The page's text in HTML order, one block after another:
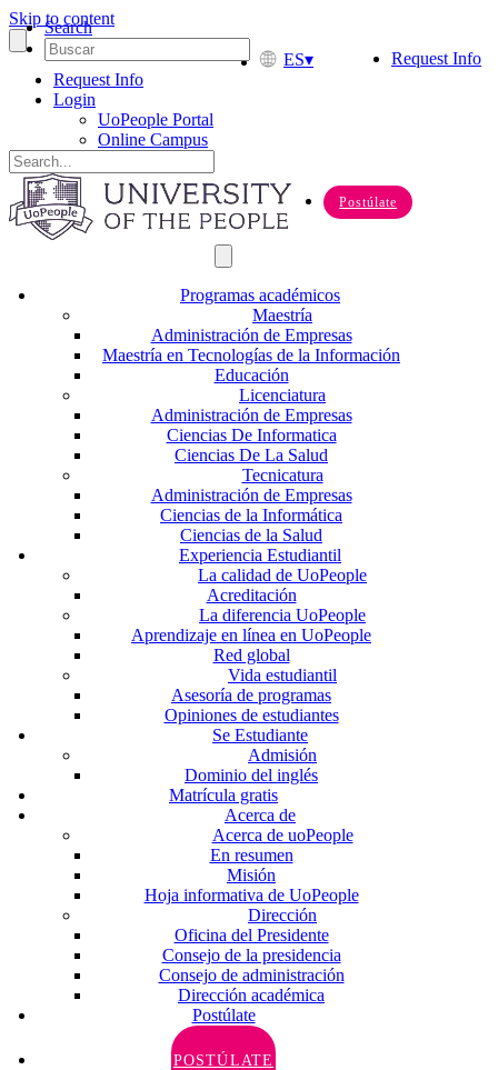
Skip to content
Request Info
Login
UoPeople Portal
Online Campus
ES Request Info
Postúlate
Programas académicos
Maestría
Administración de Empresas
Maestría en Tecnologías de la Información
Educación
Licenciatura
Administración de Empresas
Ciencias De Informatica
Ciencias De La Salud
Tecnicatura
Administración de Empresas
Ciencias de la Informática
Ciencias de la Salud
Experiencia Estudiantil
La calidad de UoPeople
Acreditación
La diferencia UoPeople
Aprendizaje en línea en UoPeople
Red global
Vida estudiantil
Asesoría de programas
Opiniones de estudiantes
Se Estudiante
Admisión
Dominio del inglés
Matrícula gratis
Acerca de
Acerca de uoPeople
En resumen
Misión
Hoja informativa de UoPeople
Dirección
Oficina del Presidente
Consejo de la presidencia
Consejo de administración
Dirección académica
Postúlate
POSTÚLATE
Search